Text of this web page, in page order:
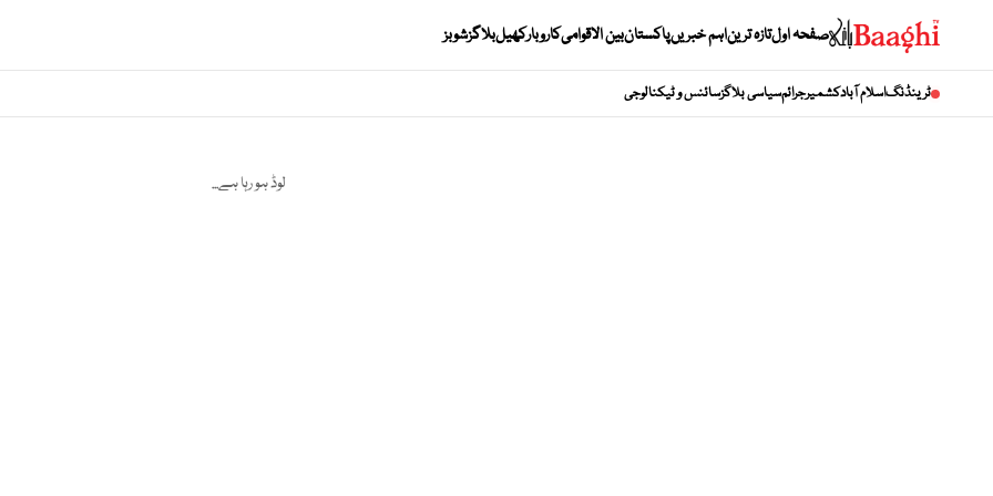
صفحہ اولتازہ تریناہم خبریںپاکستانبین الاقوامیکاروبارکھیلبلاگزشوبز
ٹرینڈنگاسلام آبادکشمیرجرائمسیاسی بلاگزسائنس و ٹیکنالوجی
لوڈ ہو رہا ہے...